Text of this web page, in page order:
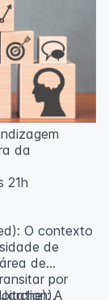
da
21h
O contexto
de
de
por
A